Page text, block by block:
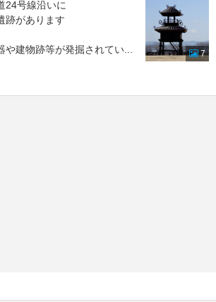
24号線沿いに
跡があります
や建物跡等が発掘されてい 7